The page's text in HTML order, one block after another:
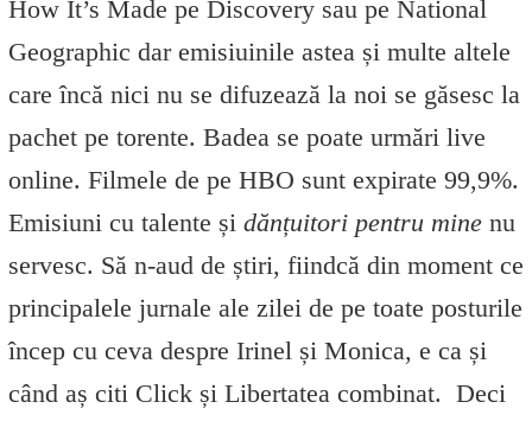
How It’s Made pe Discovery sau pe National
Geographic dar emisiuinile astea și multe altele
care încă nici nu se difuzează la noi se găsesc la
pachet pe torente. Badea se poate urmări live
online. Filmele de pe HBO sunt expirate 99,9%.
Emisiuni cu talente și dănțuitori pentru minenu
servesc. Să n-aud de știri, fiindcă din moment ce
principalele jurnale ale zilei de pe toate posturile
încep cu ceva despre Irinel și Monica, e ca și
când aș citi Click și Libertatea combinat. Deci